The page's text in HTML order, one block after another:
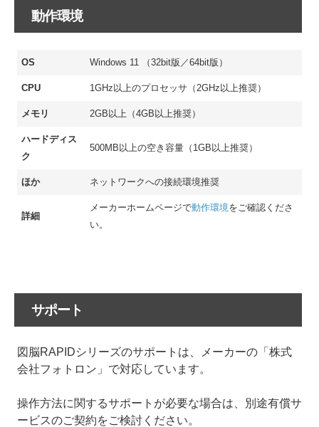
動作環境
OS Windows 11 （32bit版／64bit版）
CPU 1GHz以上のプロセッサ（2GHz以上推奨）
メモリ 2GB以上（4GB以上推奨）
ハードディス
ク
500MB以上の空き容量（1GB以上推奨）
ほか ネットワークへの接続環境推奨
詳細
メーカーホームページで動作環境をご確認くださ
い。
サポート
図脳RAPIDシリーズのサポートは、メーカーの「株式
会社フォトロン」で対応しています。
操作方法に関するサポートが必要な場合は、別途有償サ
ービスのご契約をご検討ください。